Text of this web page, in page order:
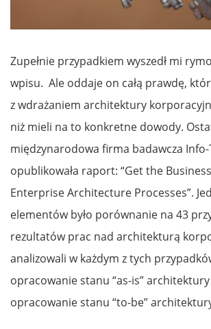
Zupełnie przypadkiem wyszedł mi
wpisu. Ale oddaje on całą prawdę,
z wdrażaniem architektury
niż mieli na to konkretne dowody.
międzynarodowa firma badawcza Info-
opublikowała raport: “Get the
Enterprise Architecture Processes”.
elementów było porównanie na 43
rezultatów prac nad architekturą
analizowali w każdym z tych
opracowanie stanu “as-is”
opracowanie stanu “to-be”